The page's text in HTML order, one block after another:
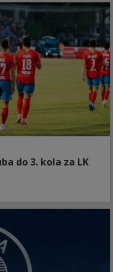
do 3. kola za LK